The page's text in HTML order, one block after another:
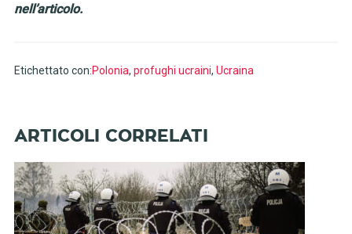
nell’articolo.
Etichettato con:Polonia, profughi ucraini, Ucraina